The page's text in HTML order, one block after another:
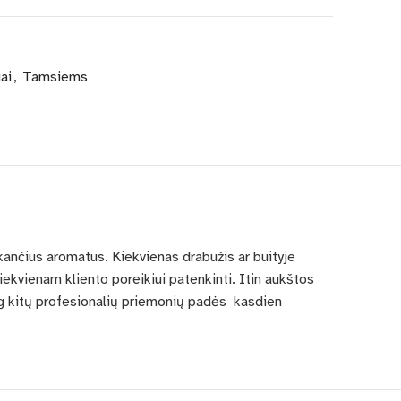
, Tamsiems
aromatus. Kiekvienas drabužis ar buityje
kliento poreikiui patenkinti. Itin aukštos
kitų profesionalių priemonių padės kasdien